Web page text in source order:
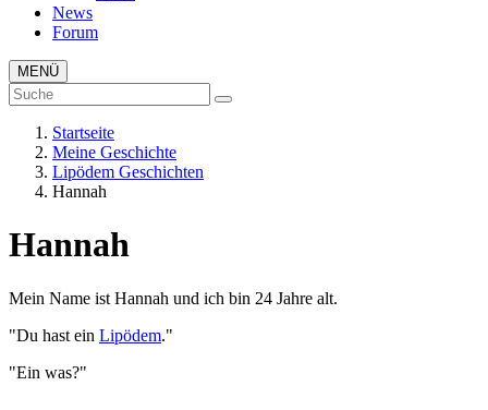
News
Forum
MENÜ
Startseite
Meine Geschichte
Lipödem Geschichten
Hannah
Hannah
Mein Name ist Hannah und ich bin 24 Jahre alt.
"Du hast ein Lipödem."
"Ein was?"